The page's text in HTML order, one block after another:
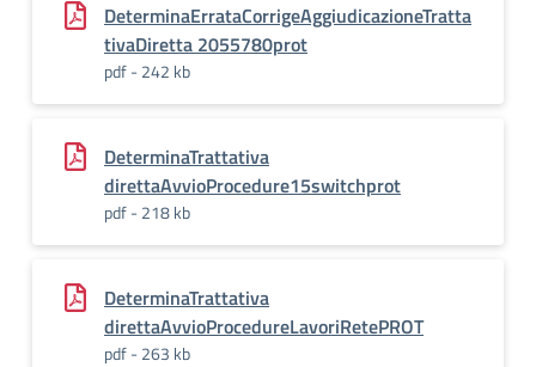
DeterminaErrataCorrigeAggiudicazioneTratta
tivaDiretta 2055780prot
pdf - 242 kb
DeterminaTrattativa
direttaAvvioProcedure15switchprot
pdf - 218 kb
DeterminaTrattativa
direttaAvvioProcedureLavoriRetePROT
pdf - 263 kb